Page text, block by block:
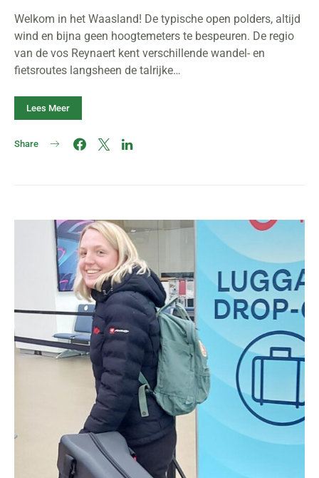
Welkom in het Waasland! De typische open polders, altijd
wind en bijna geen hoogtemeters te bespeuren. De regio
van de vos Reynaert kent verschillende wandel- en
fietsroutes langsheen de talrijke…
Lees Meer
Share